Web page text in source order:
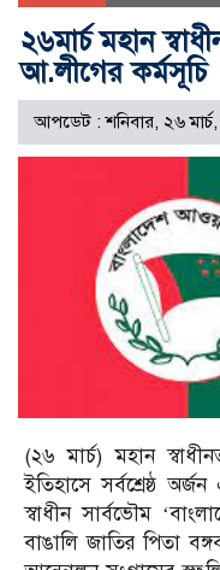
২৬মার্চ মহান
আ.লীগের কর্মসূচি
আপডেট : শনিবার, ২৬
(২৬ মার্চ) মহান
ইতিহাসে সর্বশ্রেষ্ঠ
স্বাধীন সার্বভৌম
বাঙালি জাতির পিতা